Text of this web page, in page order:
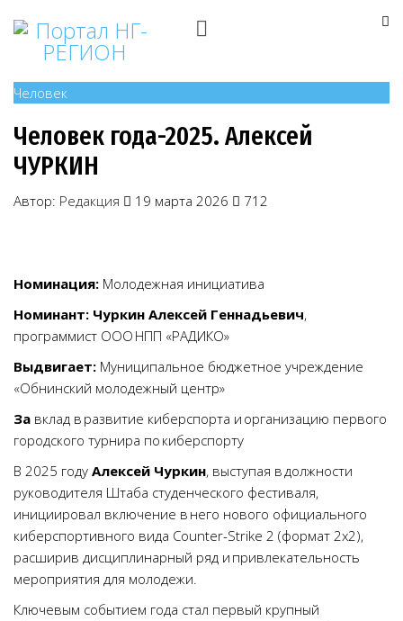
Человек
Человек года-2025. Алексей
ЧУРКИН
Автор: Редакция 19 марта 2026 712
Номинация: Молодежная инициатива
Номинант: Чуркин Алексей Геннадьевич,
программист ООО НПП «РАДИКО»
Выдвигает: Муниципальное бюджетное учреждение
«Обнинский молодежный центр»
За вклад в развитие киберспорта и организацию первого
городского турнира по киберспорту
В 2025 году Алексей Чуркин, выступая в должности
руководителя Штаба студенческого фестиваля,
инициировал включение в него нового официального
киберспортивного вида Counter-Strike 2 (формат 2х2),
расширив дисциплинарный ряд и привлекательность
мероприятия для молодежи.
Ключевым событием года стал первый крупный